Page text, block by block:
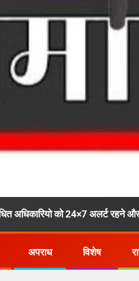
अलर्ट रहने और मोबाइल फोन ऑफ
अपराध विशेष